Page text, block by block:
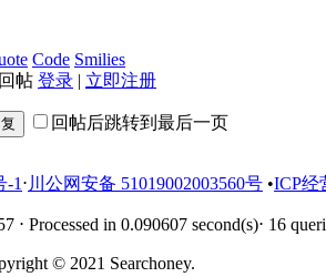
Code Smilies
帖 登录 | 立即注册
回帖后跳转到最后一页
-1 ⋅ 川公网安备 51019002003560号 •ICP经
⋅ Processed in 0.090607 second(s)⋅ 16
© 2021 Searchoney.